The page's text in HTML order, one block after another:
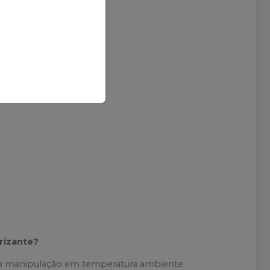
manipulação em temperatura ambiente.